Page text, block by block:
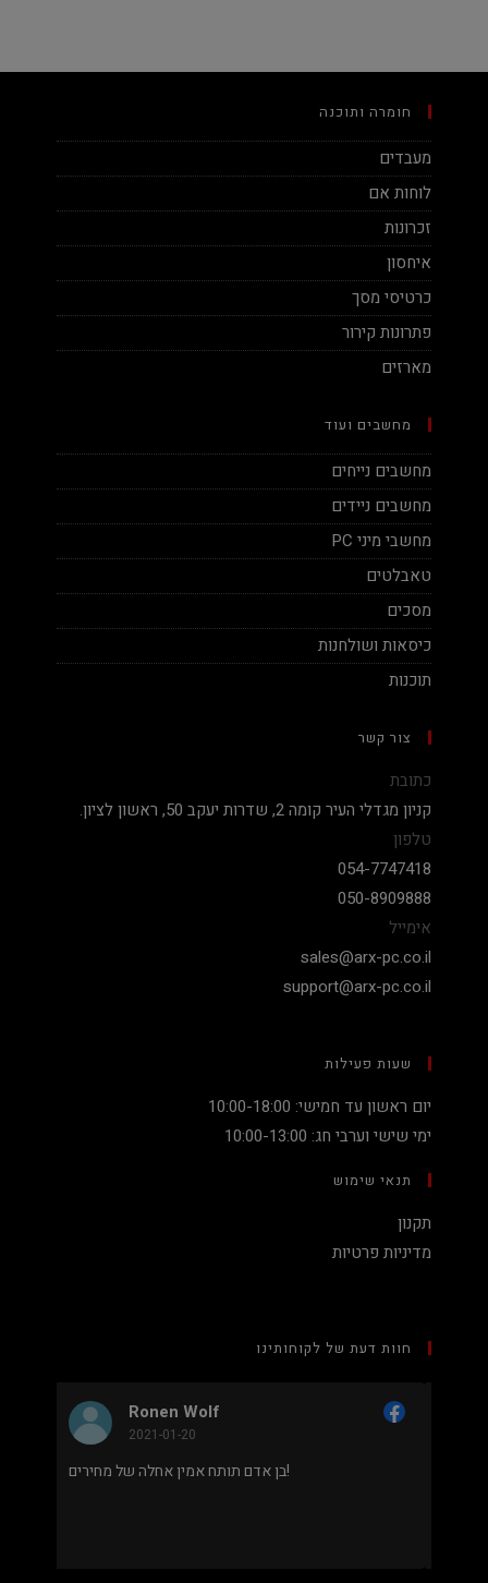
חומרה ותוכנה
מעבדים
לוחות אם
זכרונות
איחסון
כרטיסי מסך
פתרונות קירור
מארזים
מחשבים ועוד
מחשבים נייחים
מחשבים ניידים
מחשבי מיני PC
טאבלטים
מסכים
כיסאות ושולחנות
תוכנות
צור קשר
כתובת
קניון מגדלי העיר קומה 2, שדרות יעקב 50, ראשון לציון.
טלפון
054-7747418
050-8909888
אימייל
sales@arx-pc.co.il
support@arx-pc.co.il
שעות פעילות
יום ראשון עד חמישי: 10:00-18:00
ימי שישי וערבי חג: 10:00-13:00
תנאי שימוש
תקנון
מדיניות פרטיות
חוות דעת של לקוחותינו
בן אדם תותח אמין אחלה של מחירים!
Nadav Peket
מחיר נמוך והוגן למעבד 5900X בלי שצריך לקנות